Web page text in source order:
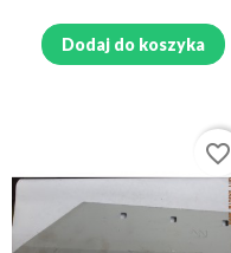
Dodaj do koszyka
favorite_border